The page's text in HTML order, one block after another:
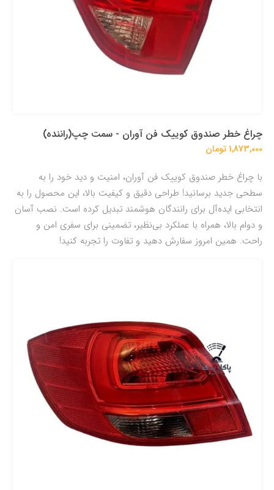
چراغ خطر صندوق کوییک فن آوران - سمت چپ(راننده)
1,873,000 تومان
با چراغ خطر صندوق کوییک فن آوران، امنیت و دید خود را به
سطحی جدید برسانید! طراحی دقیق و کیفیت بالا، این محصول را به
انتخابی ایده‌آل برای رانندگان هوشمند تبدیل کرده است. نصب آسان
و دوام بالا، همراه با عملکرد بی‌نظیر، تضمینی برای سفری امن و
راحت. همین امروز سفارش دهید و تفاوت را تجربه کنید!